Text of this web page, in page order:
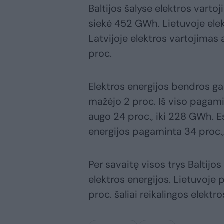
Baltijos šalyse elektros
siekė 452 GWh. Lietuvoje
Latvijoje elektros vartojimas
proc.
Elektros energijos bendros
mažėjo 2 proc. Iš viso
augo 24 proc., iki 228 GWh.
energijos pagaminta 34
Per savaitę visos trys
elektros energijos. Lietuvoje
proc. šaliai reikalingos